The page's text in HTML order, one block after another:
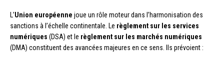
L’Union européenne joue un rôle moteur dans l’harmonisation des
sanctions à l’échelle continentale. Le règlement sur les services
numériques (DSA) et le règlement sur les marchés numériques
(DMA) constituent des avancées majeures en ce sens. Ils prévoient :